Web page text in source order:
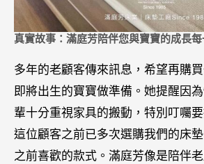
真實故事：滿庭芳陪伴您與寶寶的成長
多年的老顧客傳來訊息，希望再購
即將出生的寶寶做準備。她提醒因
輩十分重視家具的搬動，特別叮囑
這位顧客之前已多次選購我們的床
之前喜歡的款式。滿庭芳像是陪伴